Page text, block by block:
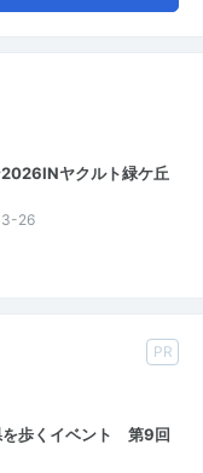
ヤクルト緑ケ丘
3-26
PR
を歩くイベント 第9回